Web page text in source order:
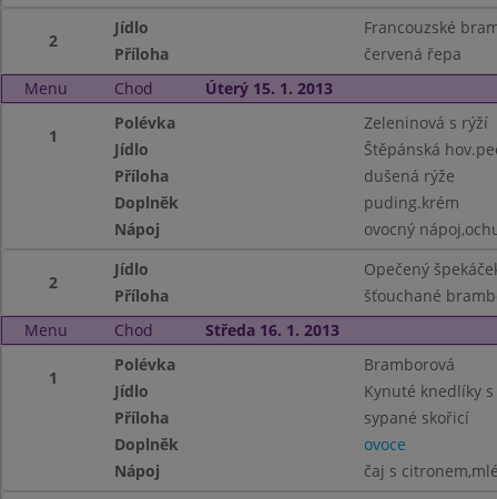
2
Jídlo
Francouzské
Příloha
červená řepa
Menu
Chod Úterý 15. 1. 2013
1
Polévka
Zeleninová s rýží
Jídlo
Štěpánská
Příloha
dušená rýže
Doplněk
puding.krém
Nápoj
ovocný
2
Jídlo
Opečený
Příloha
šťouchané
Menu
Chod Středa 16. 1. 2013
1
Polévka
Bramborová
Jídlo
Kynuté knedlíky
Příloha
sypané skořicí
Doplněk
ovoce
Nápoj
čaj s